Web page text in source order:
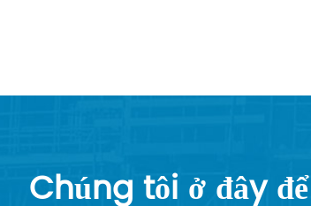
Chúng tôi ở đây